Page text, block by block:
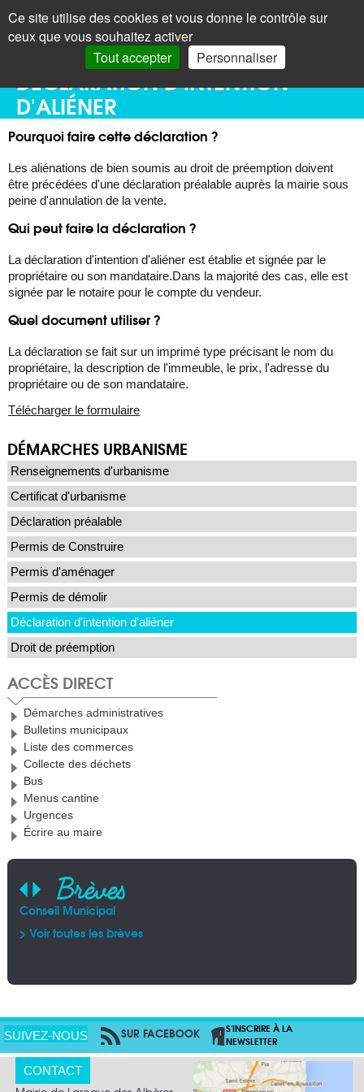
< Menu
LAROQUE
DES ALBÈRES
DÉCLARATION D'INTENTION
D'ALIÉNER
Pourquoi faire cette déclaration ?
Les aliénations de bien soumis au droit de préemption doivent
être précédées d'une déclaration préalable auprès la mairie sous
peine d'annulation de la vente.
Qui peut faire la déclaration ?
La déclaration d'intention d'aliéner est établie et signée par le
propriétaire ou son mandataire.Dans la majorité des cas, elle est
signée par le notaire pour le compte du vendeur.
Quel document utiliser ?
La déclaration se fait sur un imprimé type précisant le nom du
propriétaire, la description de l'immeuble, le prix, l'adresse du
propriétaire ou de son mandataire.
Télécharger le formulaire
DÉMARCHES URBANISME
Renseignements d'urbanisme
Certificat d'urbanisme
Déclaration préalable
Permis de Construire
Permis d'aménager
Permis de démolir
Déclaration d'intention d'aliéner
Droit de préemption
ACCÈS DIRECT
Démarches administratives
Bulletins municipaux
Liste des commerces
Collecte des déchets
Bus
Menus cantine
Urgences
Écrire au maire
Brèves
Conseil Municipal
> Voir toutes les brèves
SUIVEZ-NOUS SUR FACEBOOK
PAR RSS
S'INSCRIRE À LA
NEWSLETTER
CONTACT
Ce site utilise des cookies et vous donne le contrôle sur
ceux que vous souhaitez activer
Tout accepter
Personnaliser